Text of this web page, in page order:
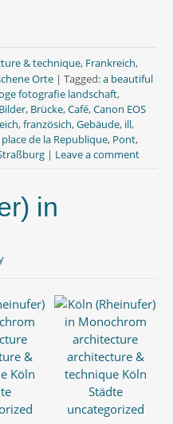
& technique, Frankreich,
Orte | Tagged:a beautiful
fotografie landschaft,
Bilder, Brücke,Café,Canon EOS
,französich,Gebäude, ill,
place de la Republique, Pont,
| Leave a comment
in